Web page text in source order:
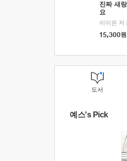
진짜 새
요
이이은 저
15,300원
도서
예스's Pick